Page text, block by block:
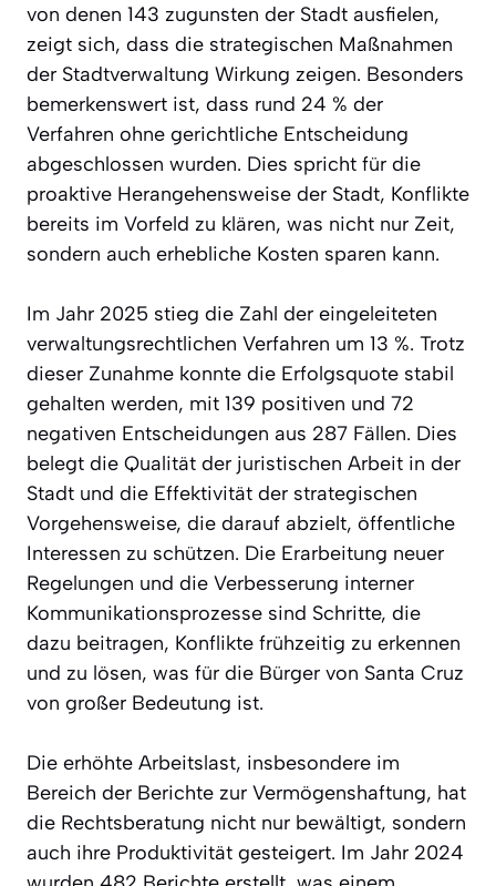
von denen 143 zugunsten der Stadt ausfielen,
zeigt sich, dass die strategischen Maßnahmen
der Stadtverwaltung Wirkung zeigen. Besonders
bemerkenswert ist, dass rund 24 % der
Verfahren ohne gerichtliche Entscheidung
abgeschlossen wurden. Dies spricht für die
proaktive Herangehensweise der Stadt, Konflikte
bereits im Vorfeld zu klären, was nicht nur Zeit,
sondern auch erhebliche Kosten sparen kann.
Im Jahr 2025 stieg die Zahl der eingeleiteten
verwaltungsrechtlichen Verfahren um 13 %. Trotz
dieser Zunahme konnte die Erfolgsquote stabil
gehalten werden, mit 139 positiven und 72
negativen Entscheidungen aus 287 Fällen. Dies
belegt die Qualität der juristischen Arbeit in der
Stadt und die Effektivität der strategischen
Vorgehensweise, die darauf abzielt, öffentliche
Interessen zu schützen. Die Erarbeitung neuer
Regelungen und die Verbesserung interner
Kommunikationsprozesse sind Schritte, die
dazu beitragen, Konflikte frühzeitig zu erkennen
und zu lösen, was für die Bürger von Santa Cruz
von großer Bedeutung ist.
Die erhöhte Arbeitslast, insbesondere im
Bereich der Berichte zur Vermögenshaftung, hat
die Rechtsberatung nicht nur bewältigt, sondern
auch ihre Produktivität gesteigert. Im Jahr 2024